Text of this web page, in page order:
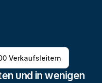
Verkaufsleitern
und in wenigen